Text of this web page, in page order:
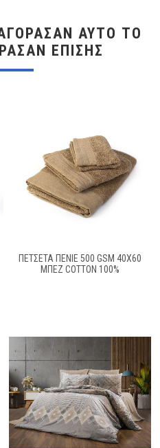
ΑΥΤΌ ΤΟ
ΕΠΊΣΗΣ
ΠΕΤΣΕΤΑ ΠΕΝΙΕ 500 GSM 40X60
ΜΠΕΖ COTTON 100%